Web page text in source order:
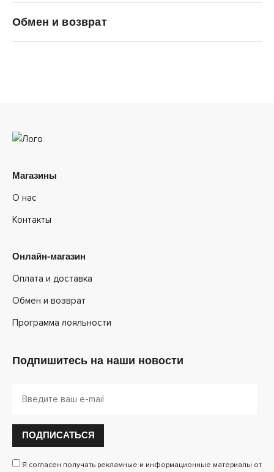
Обмен и возврат
Магазины
О нас
Контакты
Онлайн-магазин
Оплата и доставка
Обмен и возврат
Программа лояльности
Подпишитесь на наши новости
ПОДПИСАТЬСЯ
Я согласен получать рекламные и информационные материалы от